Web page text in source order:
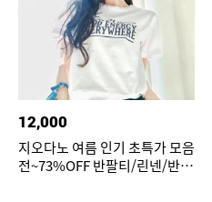
12,000
지오다노 여름 인기 초특가 모음
전~73%OFF 반팔티/린넨/반바